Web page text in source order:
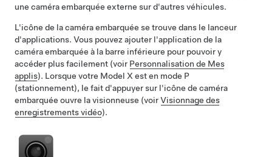
une caméra embarquée externe sur d'autres véhicules.
L'icône de la caméra embarquée se trouve dans le lanceur
d'applications. Vous pouvez ajouter l'application de la
caméra embarquée à la barre inférieure pour pouvoir y
accéder plus facilement (voir Personnalisation de Mes
applis). Lorsque votre Model X est en mode P
(stationnement), le fait d'appuyer sur l'icône de caméra
embarquée ouvre la visionneuse (voirVisionnage des
enregistrements vidéo).